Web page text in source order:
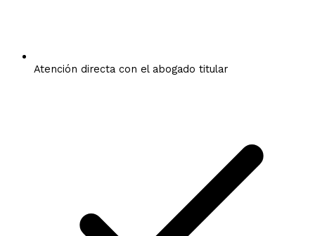
Atención directa con el abogado titular